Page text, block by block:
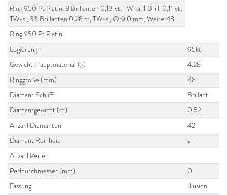
Ring 950 Pt Platin, 8 Brillanten 0,13 ct, TW-si, 1 Brill. 0,11 ct,
TW-si, 33 Brillanten 0,28 ct, TW-si, Ø:9,0 mm, Weite:48
Ring 950 Pt Platin
Legierung
95kt
Gewicht Hauptmaterial (g)
4.28
Ringgröße (mm)
48
Diamant Schliff
Brillant
Diamantgewicht (ct)
0.52
Anzahl Diamanten
42
Diamant Reinheit
si
Anzahl Perlen
Perldurchmesser (mm)
0
Fassung
Illusion